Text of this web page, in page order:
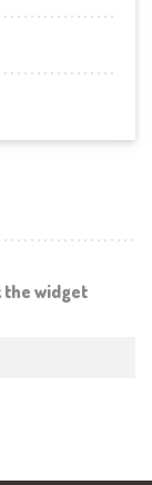
the widget